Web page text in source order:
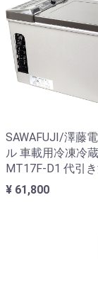
SAWAFUJI/澤藤
ル 車載用冷凍冷
MT17F-D1 代引
¥ 61,800